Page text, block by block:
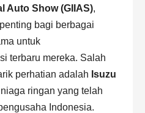
Auto Show (GIIAS),
bagi berbagai
untuk
terbaru mereka. Salah
perhatian adalah Isuzu
ringan yang telah
Indonesia.